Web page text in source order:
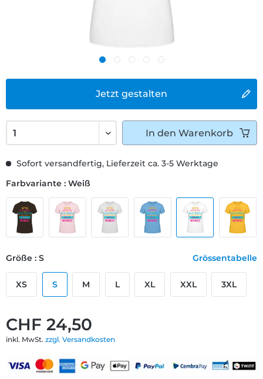
Jetzt gestalten
CHF 24,50
inkl. MwSt. zzgl. Versandkosten
Sofort versandfertig, Lieferzeit ca. 3-5 Werktage
Farbvariante : Weiß
Größe : S Grössentabelle
XS S M L XL XXL 3XL
In den Warenkorb